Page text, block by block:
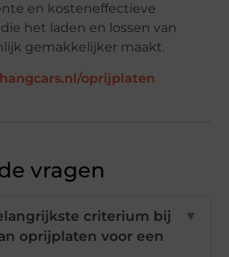
en kosteneffectieve
het laden en lossen van
gemakkelijker maakt.
oprijplaten
vragen
criterium bij
oprijplaten voor een
▼